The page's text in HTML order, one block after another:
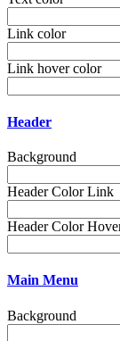
Link color
Link hover color
Header
Background
Header Color Link
Header Color
Main Menu
Background